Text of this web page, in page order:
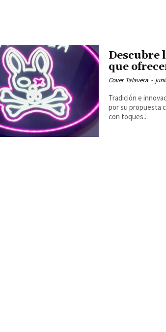
Descubre
que
Cover Talavera -
Tradición e innovación
por su propuesta
con toques...